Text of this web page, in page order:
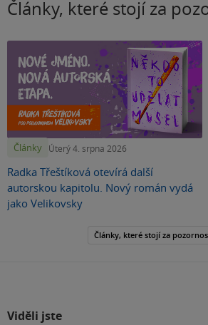
Články, které stojí za
Články Úterý 4. srpna 2026
Radka Třeštíková otevírá další
autorskou kapitolu. Nový román vydá
jako Velikovsky
Články, které stojí za
Viděli jste